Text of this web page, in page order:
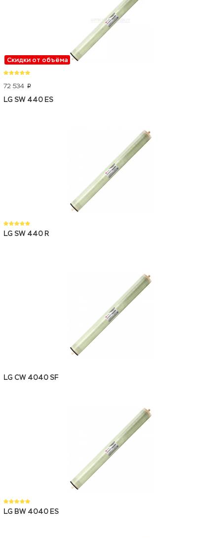
Скидки от объёма
72 534 p
LG SW 440 ES
LG SW 440 R
LG CW 4040 SF
LG BW 4040 ES